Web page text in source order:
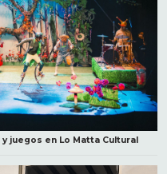
juegos en Lo Matta Cultural